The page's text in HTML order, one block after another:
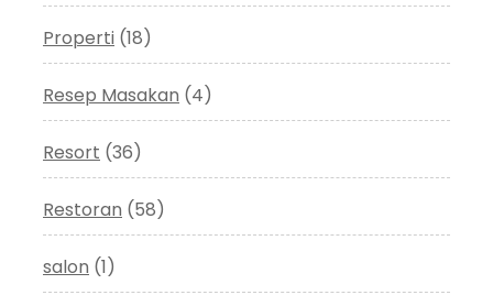
Properti (18)
Resep Masakan (4)
Resort (36)
Restoran (58)
salon (1)